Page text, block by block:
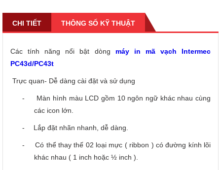
CHI TIẾT THÔNG SỐ KỸ THUẬT
Các tính năng nổi bật dòng máy in mã vạch Intermec
PC43d/PC43t
Trực quan- Dễ dàng cài đặt và sử dụng
-
Màn hình màu LCD gồm 10 ngôn ngữ khác nhau cùng
các icon lớn.
- Lắp đặt nhãn nhanh, dễ dàng.
-
Có thể thay thế 02 loại mực ( ribbon ) có đường kính lõi
khác nhau ( 1 inch hoặc ½ inch ).